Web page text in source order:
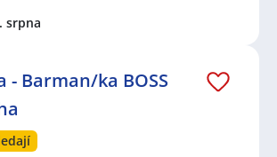
srpna
- Barman/ka BOSS